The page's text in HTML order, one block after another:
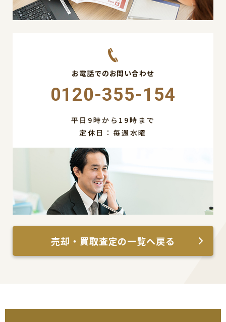
お電話でのお問い合わせ
0120-355-154
平日9時から19時まで
定休日：毎週水曜
売却・買取査定の一覧へ戻る